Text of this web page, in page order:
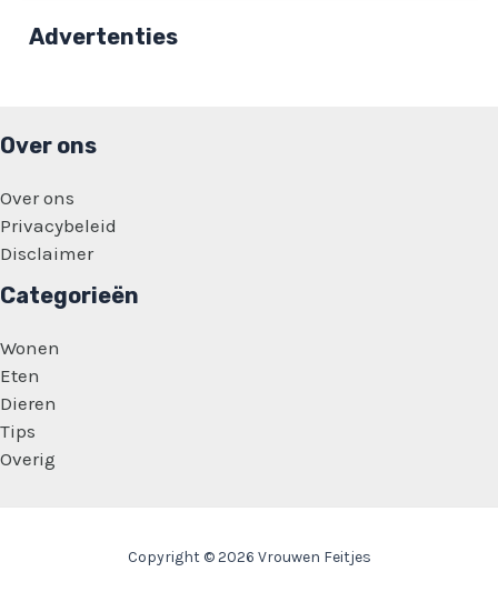
honden
andersom’
Advertenties
Over ons
Over ons
Privacybeleid
Disclaimer
Categorieën
Wonen
Eten
Dieren
Tips
Overig
Copyright © 2026 Vrouwen Feitjes